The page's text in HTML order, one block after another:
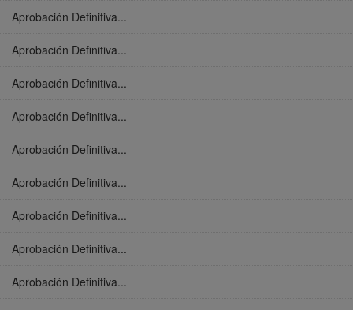
Aprobación Definitiva...
Aprobación Definitiva...
Aprobación Definitiva...
Aprobación Definitiva...
Aprobación Definitiva...
Aprobación Definitiva...
Aprobación Definitiva...
Aprobación Definitiva...
Aprobación Definitiva...